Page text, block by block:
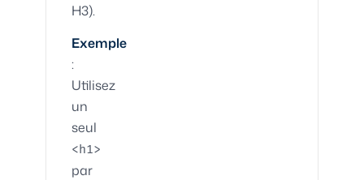
H3).
Exemple
:
Utilisez
un
seul
<h1>
par